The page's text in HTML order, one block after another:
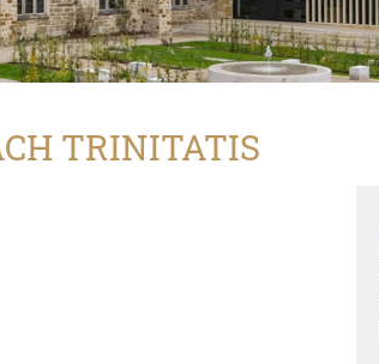
TRINITATIS